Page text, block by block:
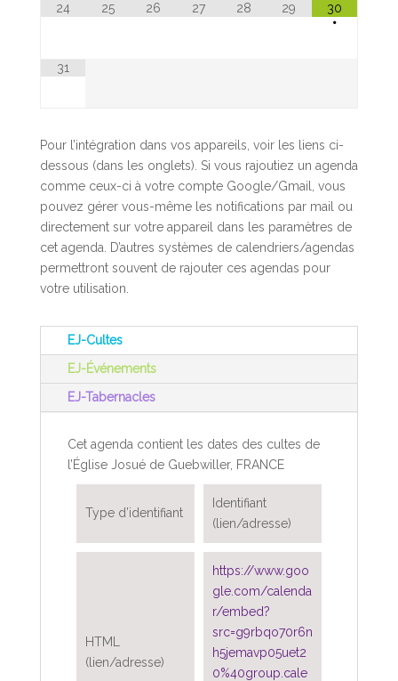
24 25 26 27 28 29
30
•
31
Pour l’intégration dans vos appareils, voir les liens ci-
dessous (dans les onglets). Si vous rajoutiez un agenda
comme ceux-ci à votre compte Google/Gmail, vous
pouvez gérer vous-même les notifications par mail ou
directement sur votre appareil dans les paramètres de
cet agenda. D’autres systèmes de calendriers/agendas
permettront souvent de rajouter ces agendas pour
votre utilisation.
EJ-Cultes
EJ-Événements
EJ-Tabernacles
Cet agenda contient les dates des cultes de
l’Église Josué de Guebwiller, FRANCE
Type d’identifiant
Identifiant
(lien/adresse)
HTML
(lien/adresse)
https://www.goo
gle.com/calenda
r/embed?
src=g9rbqo70r6n
h5jemavp05uet2
0%40group.cale